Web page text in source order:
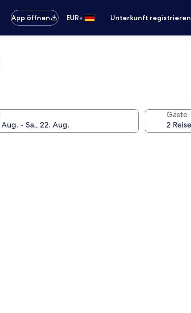
App öffnen
EUR• Unterkunft registrieren
Gäste